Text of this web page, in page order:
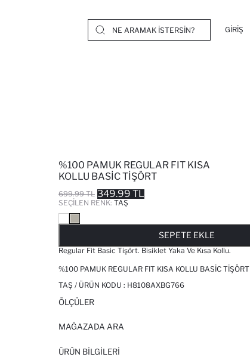
GIRIŞ
%100 PAMUK REGULAR FIT KISA
KOLLU BASIC TIŞÖRT
699.99 TL 349.99 TL
SEÇILEN RENK: TAŞ
SEPETE EKLE
Regular Fit Basic Tişört. Bisiklet Yaka Ve Kısa Kollu.
%100 PAMUK REGULAR FIT KISA KOLLU BASIC TIŞÖRT
TAŞ / ÜRÜN KODU : H8108AXBG766
ÖLÇÜLER
MAĞAZADA ARA
ÜRÜN BILGILERI